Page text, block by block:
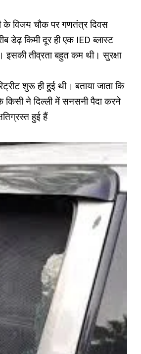
के विजय चौक पर गणतंत्र दिवस
डेढ़ किमी दूर ही एक IED ब्लास्ट
इसकी तीव्रता बहुत कम थी। सुरक्षा
शुरू ही हुई थी। बताया जाता कि
ने दिल्ली में सनसनी पैदा करने
हुई हैं